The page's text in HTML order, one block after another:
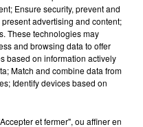
tenu du refus du
exprimé. Si vous
donner votre accord
ci-dessous.
Ensure security, prevent and
advertising and content;
These technologies may
and browsing data to offer
based on information actively
Match and combine data from
Identify devices based on
et fermer", ou affiner en